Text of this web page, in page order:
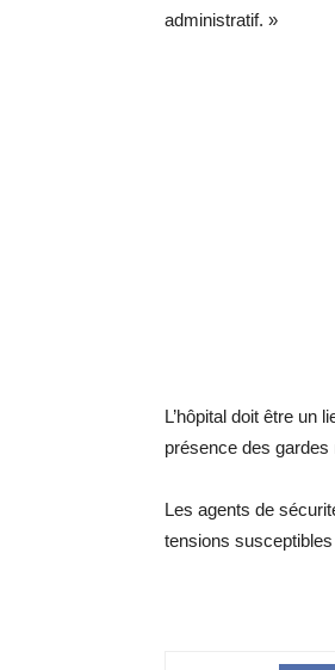
administratif. »
L’hôpital doit être un
présence des
Les agents de
tensions